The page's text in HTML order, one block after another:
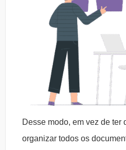
Desse modo, em vez de ter
organizar todos os